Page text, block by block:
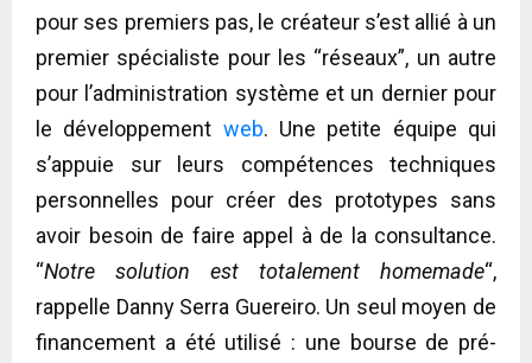
pour ses premiers pas, le créateur s’est allié à un
premier spécialiste pour les “réseaux”, un autre
pour l’administration système et un dernier pour
le développement web. Une petite équipe qui
s’appuie sur leurs compétences techniques
personnelles pour créer des prototypes sans
avoir besoin de faire appel à de la consultance.
“Notre solution est totalement homemade“,
rappelle Danny Serra Guereiro. Un seul moyen de
financement a été utilisé : une bourse de pré-